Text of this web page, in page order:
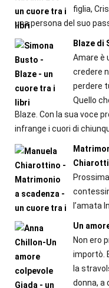
figlia,
una persona del suo
Blaze di
Amare è
credere
perdere
Quello
Blaze. Con la sua voce
infrange i cuori di
l’amata
Un
Non ero
importò.
la
donna, a